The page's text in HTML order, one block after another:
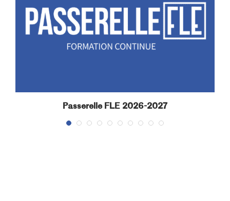
Passerelle FLE 2026-2027